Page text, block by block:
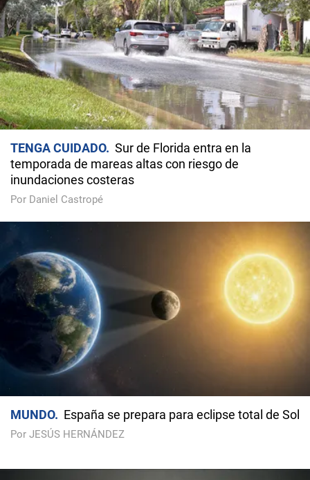
TENGA CUIDADO
Sur de Florida entra en la
temporada de mareas altas con riesgo de
inundaciones costeras
Por Daniel Castropé
MUNDO España se prepara para eclipse total de Sol
Por JESÚS HERNÁNDEZ